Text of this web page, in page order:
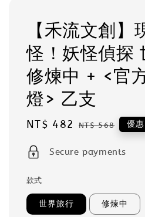
【禾流文創】
怪！妖怪偵探
修煉中 + <官
燈> 乙支
Sale
NT$ 482 Regular
NT$ 568 優惠
Secure payments
款式
世界旅行 修煉中